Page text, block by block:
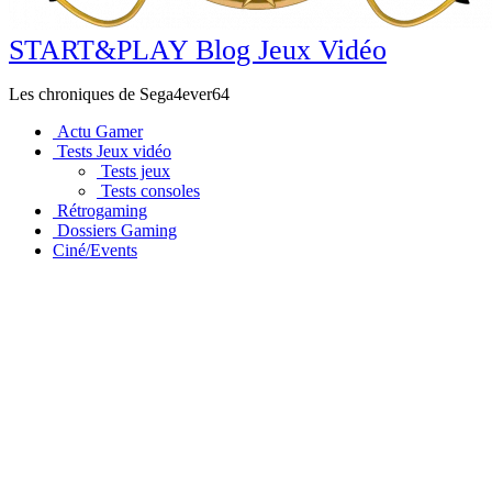
START&PLAY Blog Jeux Vidéo
Les chroniques de Sega4ever64
Actu Gamer
Tests Jeux vidéo
Tests jeux
Tests consoles
Rétrogaming
Dossiers Gaming
Ciné/Events